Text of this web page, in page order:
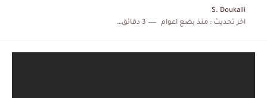
S. Doukalli
اخر تحديث :منذ بضع اعوام 3 دقائق للقراءة